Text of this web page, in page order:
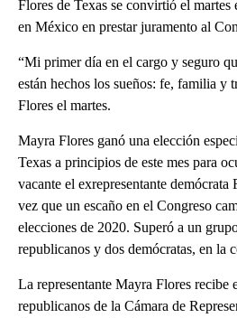
Flores de Texas se convirtió el
en México en prestar juramento al
“Mi primer día en el cargo y seguro
están hechos los sueños: fe, familia y
Flores el martes.
Mayra Flores ganó una elección
Texas a principios de este mes para
vacante el exrepresentante
vez que un escaño en el Congreso
elecciones de 2020. Superó a un
republicanos y dos demócratas, en la
La representante Mayra Flores recibe
republicanos de la Cámara de